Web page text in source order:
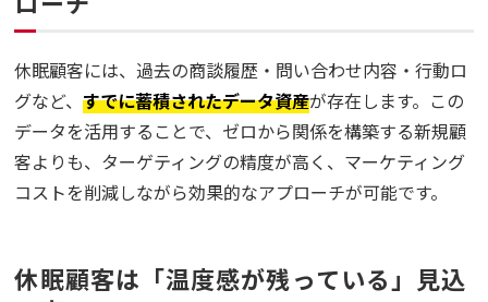
休眠顧客には、過去の商談履歴・問い合わせ内容・行動ロ
グなど、すでに蓄積されたデータ資産が存在します。この
データを活用することで、ゼロから関係を構築する新規顧
客よりも、ターゲティングの精度が高く、マーケティング
コストを削減しながら効果的なアプローチが可能です。
休眠顧客は「温度感が残っている」見込